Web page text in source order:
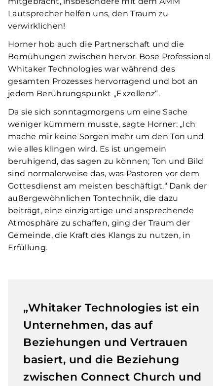
Lautsprecher helfen uns, den Traum zu
verwirklichen!
Horner hob auch die Partnerschaft und die
Bemühungen zwischen hervor. Bose Professional
Whitaker Technologies war während des
gesamten Prozesses hervorragend und bot an
jedem Berührungspunkt „Exzellenz“.
Da sie sich sonntagmorgens um eine Sache
weniger kümmern musste, sagte Horner: „Ich
mache mir keine Sorgen mehr um den Ton und
wie alles klingen wird. Es ist ungemein
beruhigend, das sagen zu können; Ton und Bild
sind normalerweise das, was Pastoren vor dem
Gottesdienst am meisten beschäftigt.“ Dank der
außergewöhnlichen Tontechnik, die dazu
beiträgt, eine einzigartige und ansprechende
Atmosphäre zu schaffen, ging der Traum der
Gemeinde, die Kraft des Klangs zu nutzen, in
Erfüllung.
„Whitaker Technologies ist ein
Unternehmen, das auf
Beziehungen und Vertrauen
basiert, und die Beziehung
zwischen Connect Church und